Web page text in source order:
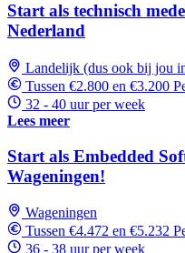
Start als technisch
Nederland
Landelijk (dus ook bij jou
Tussen €2.800 en €3.200
32 - 40 uur per week
Lees meer
Start als Embedded
Wageningen!
Wageningen
Tussen €4.472 en €5.232
36 - 38 uur per week